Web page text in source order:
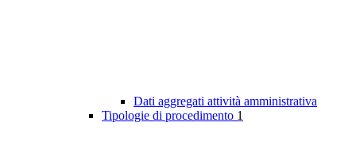
Dati aggregati attività amministrativa
Tipologie di procedimento 1